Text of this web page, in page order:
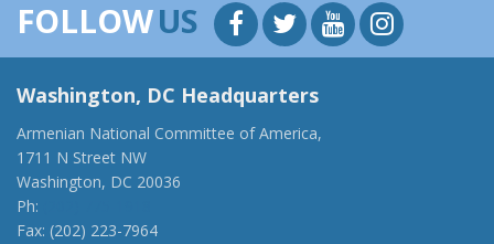
FOLLOWUS
Washington, DC Headquarters
Armenian National Committee of America,
1711 N Street NW
Washington, DC 20036
Ph:
Fax: (202) 223-7964